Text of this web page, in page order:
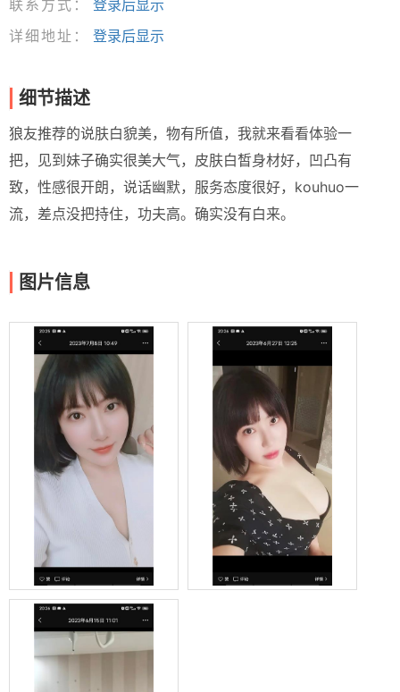
联系方式：
登录后显示
详细地址：
登录后显示
细节描述
狼友推荐的说肤白貌美，物有所值，我就来看看体验一
把，见到妹子确实很美大气，皮肤白皙身材好，凹凸有
致，性感很开朗，说话幽默，服务态度很好，kouhuo一
流，差点没把持住，功夫高。确实没有白来。
图片信息